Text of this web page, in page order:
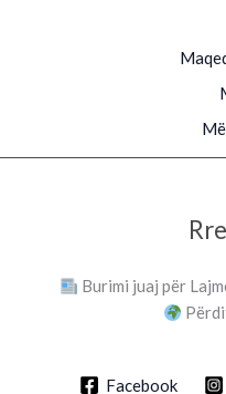
Burimi juaj për
Facebook